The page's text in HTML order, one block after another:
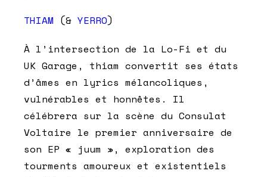
THIAM (& YERRO)
À l’intersection de la Lo-Fi et du
UK Garage, thiam convertit ses états
d’âmes en lyrics mélancoliques,
vulnérables et honnêtes. Il
célébrera sur la scène du Consulat
Voltaire le premier anniversaire de
son EP « juum », exploration des
tourments amoureux et existentiels